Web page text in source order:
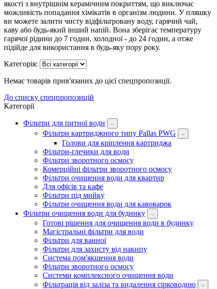
якості з внутрішнім керамічним покриттям, що виключає
можливість попадання хімікатів в організм людини. У пляшку
ви можете залити чисту відфільтровану воду, гарячий чай,
каву або будь-який інший напій. Вона зберігає температуру
гарячої рідини до 7 годин, холодної - до 24 годин, а отже
підійде для використання в будь-яку пору року.
Категорія:
Немає товарів прив'язаних до цієї спецпропозиції.
До списку спецпропозицій
Категорії
Фільтри для питної води
Фільтри картриджного типу Pallas PWG
Голови для кріплення картриджа
Фільтри-глечики для води
Фільтри зворотного осмосу
Комерційні фільтри зворотного осмосу
Фільтри очищення води для квартир
Для офісів та кафе
Фільтри під мийку
Фільтри очищення води для кавоварок
Фільтри очищення води для будинку
Готові рішення для очищення води в будинку
Магістральні фільтри для води
Фільтри для ванної
Фільтри для захисту від накипу
Система пом'якшення води
Фільтри зворотного осмосу
Системи комплексного очищення води
Фільтрація від заліза та видалення сірководню